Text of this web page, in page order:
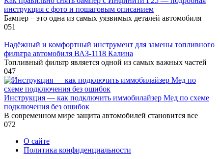
инструкция с фото и пошаговым описанием
Бампер – это одна из самых уязвимых деталей автомобиля
051
Надёжный и комфортный инструмент для замены топливного
фильтра автомобиля ВАЗ-1118 Калина
Топливный фильтр является одной из самых важных частей
047
Инструкция — как подключить иммобилайзер Мед по схеме
подключения без ошибок
В современном мире защита автомобилей становится все
072
О сайте
Политика конфиденциальности